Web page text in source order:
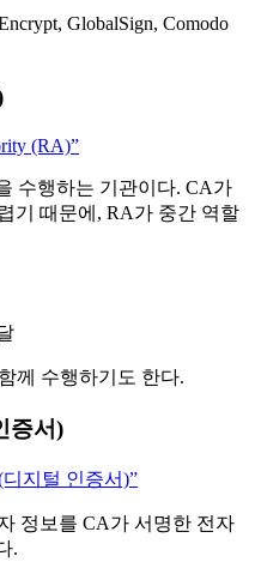
GlobalSign, Comodo
(RA)”
수행하는 기관이다. CA가
기 때문에, RA가 중간 역할
께 수행하기도 한다.
증서)
디지털 인증서)”
정보를 CA가 서명한 전자
.